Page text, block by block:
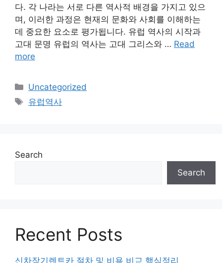
다. 각 나라는 서로 다른 역사적 배경을 가지고 있으
며, 이러한 과정은 현재의 문화와 사회를 이해하는
데 중요한 요소로 평가됩니다. 유럽 역사의 시작과
고대 문명 유럽의 역사는 고대 그리스와 … Read
more
Categories
Uncategorized
Tags
유럽역사
Search
Search
Recent Posts
신차장기렌트카 절차 및 비용 비교 핵심정리